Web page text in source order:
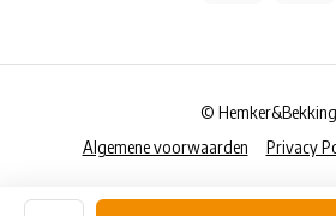
Algemene voorwaarden Privacy
© Hemker&Bekking